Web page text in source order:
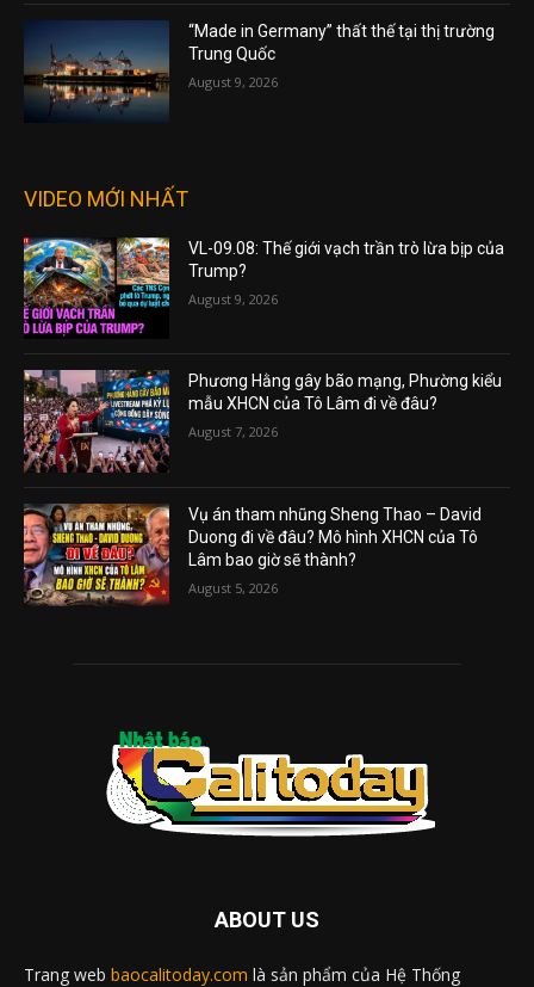
“Made in Germany” thất thế tại thị trường
Trung Quốc
August 9, 2026
VIDEO MỚI NHẤT
VL-09.08: Thế giới vạch trần trò lừa bịp của
Trump?
August 9, 2026
Phương Hằng gây bão mạng, Phường kiểu
mẫu XHCN của Tô Lâm đi về đâu?
August 7, 2026
Vụ án tham nhũng Sheng Thao – David
Duong đi về đâu? Mô hình XHCN của Tô
Lâm bao giờ sẽ thành?
August 5, 2026
ABOUT US
Trang web baocalitoday.com là sản phẩm của Hệ Thống